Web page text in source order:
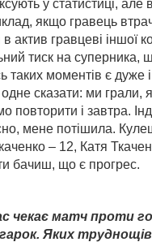
у статистиці,
якщо гравець
актив гравцеві іншої
тиск на суперника,
таких моментів є дуже
сказати: ми грали,
повторити і завтра.
мене потішила.
– 12, Катя
бачиш, що є прогрес.
чекає матч проти
Яких